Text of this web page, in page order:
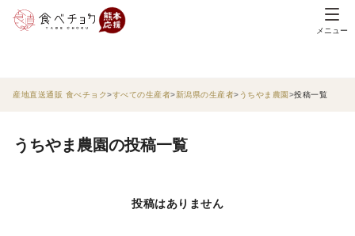
メニュー
産地直送通販 食べチョク すべての生産者 新潟県の生産者 うちやま農園 投稿一覧
うちやま農園の投稿一覧
投稿はありません